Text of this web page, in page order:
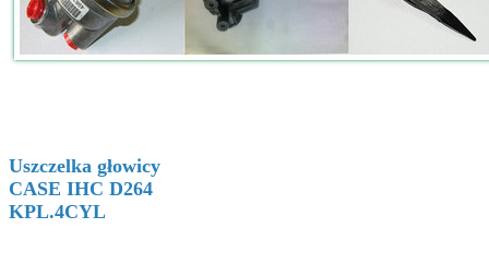
Uszczelka głowicy
CASE IHC D264
KPL.4CYL